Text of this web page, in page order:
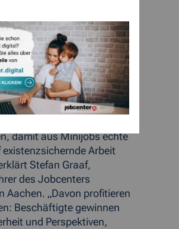
Die
bietet Arbeitgebern
Anreiz, Minijobs in
Gefördert werden
mit einer Dauer von
bzw. zwölf Monaten.
mit der
einen zusätzlichen
damit aus Minijobs echte
existenzsichernde Arbeit
Stefan Graaf,
des Jobcenters
Aachen. „Davon profitieren
Beschäftigte gewinnen
und Perspektiven,